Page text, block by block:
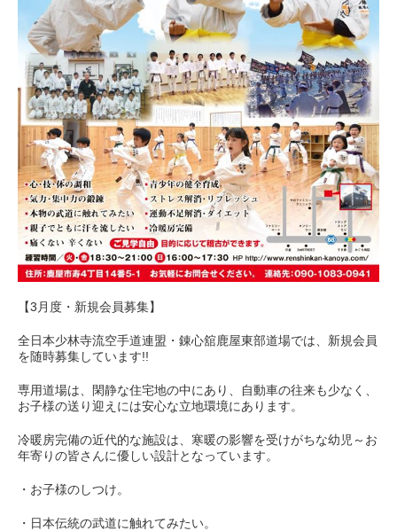
【3月度・新規会員募集】
全日本少林寺流空手道連盟・錬心舘鹿屋東部道場では、新規会員
を随時募集しています!!
専用道場は、閑静な住宅地の中にあり、自動車の往来も少なく、
お子様の送り迎えには安心な立地環境にあります。
冷暖房完備の近代的な施設は、寒暖の影響を受けがちな幼児～お
年寄りの皆さんに優しい設計となっています。
・お子様のしつけ。
・日本伝統の武道に触れてみたい。